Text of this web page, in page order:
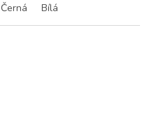
můžete získat. Parametry
srovnatelné s...
Černá Bílá